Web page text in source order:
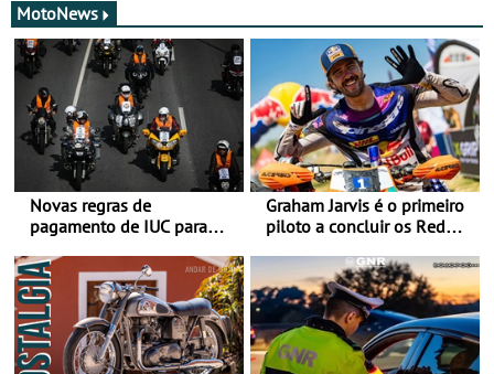
MotoNews
Novas regras de
pagamento de IUC para
transição em 2027
Graham Jarvis é o primeiro
piloto a concluir os Red
moto elétrica